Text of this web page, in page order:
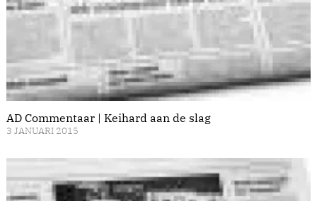
AD Commentaar | Keihard aan de slag
3 JANUARI 2015